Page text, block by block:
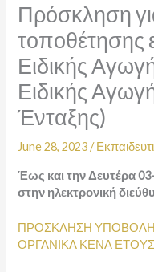
Πρόσκληση
τοποθέτησης
Ειδικής
Ειδικής
Ένταξης)
June 28, 2023/
Έως και την Δευτέρα
στην ηλεκτρονική
ΠΡΟΣΚΛΗΣΗ
ΟΡΓΑΝΙΚΑ ΚΕΝΑ ΕΤΟΥΣ